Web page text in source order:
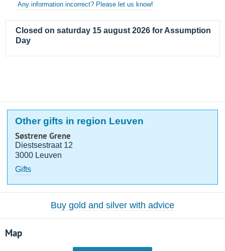
Any information incorrect? Please let us know!
Closed on saturday 15 august 2026 for Assumption
Day
Other gifts in region Leuven
Søstrene Grene
Diestsestraat 12
3000 Leuven
Gifts
Buy gold and silver with advice
Map